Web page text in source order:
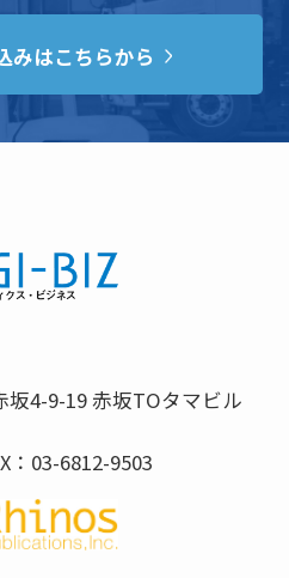
みはこちらから
坂4-9-19 赤坂TOタマビル
：03-6812-9503